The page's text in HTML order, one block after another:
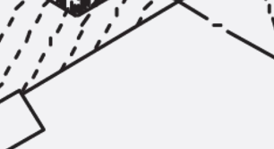
Befestigung
Zurück
Befestigung
Ankerschienen
Ankerschiene JSA K
Ankerschiene JTA W